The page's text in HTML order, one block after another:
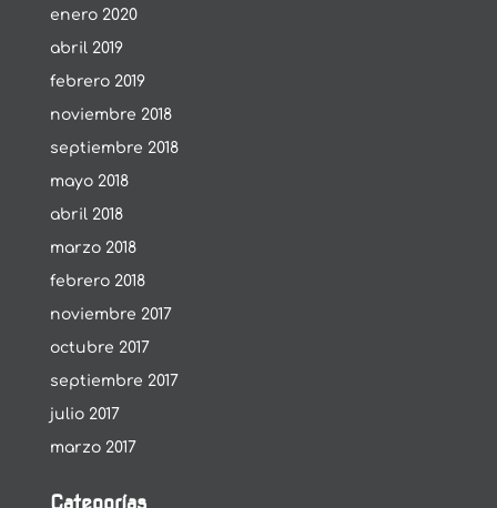
enero 2020
abril 2019
febrero 2019
noviembre 2018
septiembre 2018
mayo 2018
abril 2018
marzo 2018
febrero 2018
noviembre 2017
octubre 2017
septiembre 2017
julio 2017
marzo 2017
Categorías